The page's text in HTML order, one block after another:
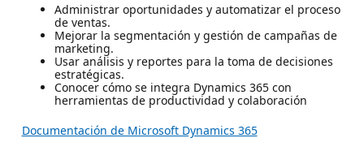
Administrar oportunidades y automatizar el proceso
de ventas.
Mejorar la segmentación y gestión de campañas de
marketing.
Usar análisis y reportes para la toma de decisiones
estratégicas.
Conocer cómo se integra Dynamics 365 con
herramientas de productividad y colaboración
Documentación de Microsoft Dynamics 365